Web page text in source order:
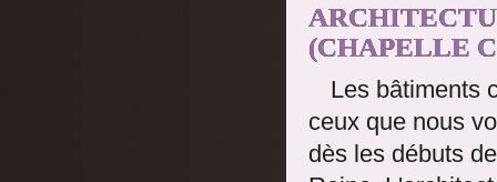
(CHAPELLE
Les bâtiments
ceux que nous
dès les débuts